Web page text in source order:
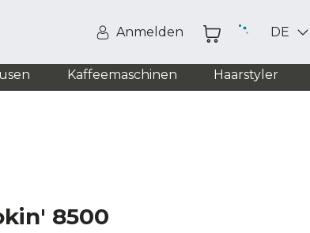
Anmelden DE
Kaffeemaschinen Haarstyler
8500